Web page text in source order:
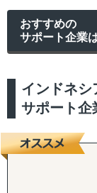
おすすめの
サポート企業
インドネシ
サポート企